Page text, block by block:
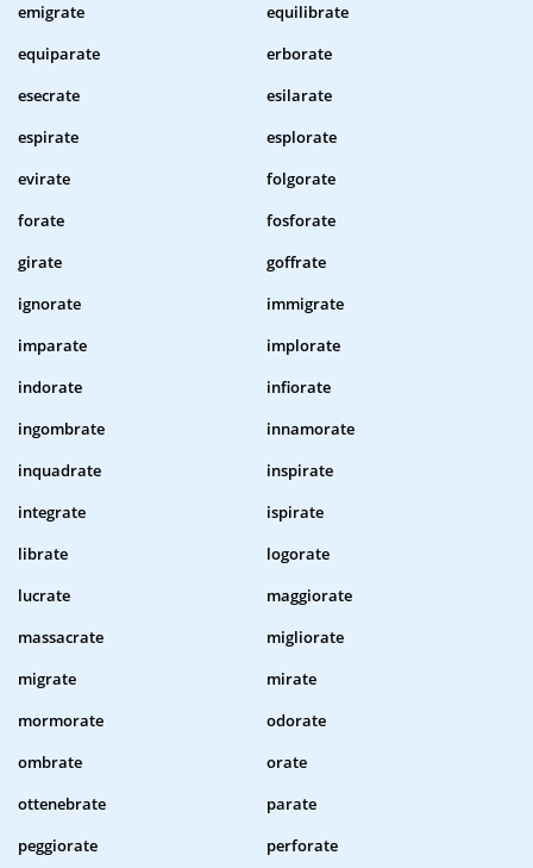
emigrate
equilibrate
equiparate
erborate
esecrate
esilarate
espirate
esplorate
evirate
folgorate
forate
fosforate
girate
goffrate
ignorate
immigrate
imparate
implorate
indorate
infiorate
ingombrate
innamorate
inquadrate
inspirate
integrate
ispirate
librate
logorate
lucrate
maggiorate
massacrate
migliorate
migrate
mirate
mormorate
odorate
ombrate
orate
ottenebrate
parate
peggiorate
perforate